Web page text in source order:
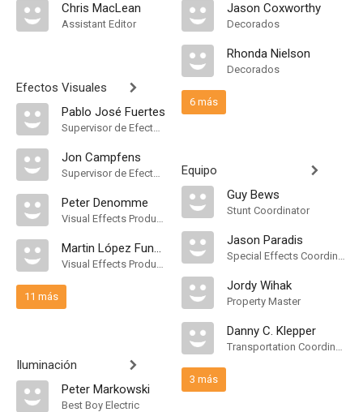
Chris MacLean
Assistant Editor
Efectos Visuales
Pablo José Fuertes
Supervisor de Efectos Visuales
Jon Campfens
Supervisor de Efectos Visuales
Peter Denomme
Visual Effects Producer
Martin López Funes
Visual Effects Producer
11 más
Iluminación
Peter Markowski
Best Boy Electric
Jason Coxworthy
Decorados
Rhonda Nielson
Decorados
6 más
Equipo
Guy Bews
Stunt Coordinator
Jason Paradis
Special Effects Coordinator
Jordy Wihak
Property Master
Danny C. Klepper
Transportation Coordinator
3 más